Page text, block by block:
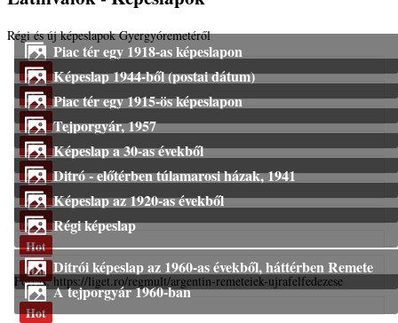
Régi és új képeslapok Gyergyóremetéről
Hot
Piac tér egy 1918-as képeslapon
Hot
Képeslap 1944-ből (postai dátum)
Hot
Piac tér egy 1915-ös képeslapon
Hot
Tejporgyár, 1957
Hot
Képeslap a 30-as évekből
Hot
Ditró - előtérben túlamarosi házak, 1941
Hot
Képeslap az 1920-as évekből
Hot
Régi képeslap
Hot Ditrói képeslap az 1960-as évekből, háttérben Remete
Forrás: https://liget.ro/regmult/argentin-remeteiek-ujrafelfedezese
Hot
A tejporgyár 1960-ban